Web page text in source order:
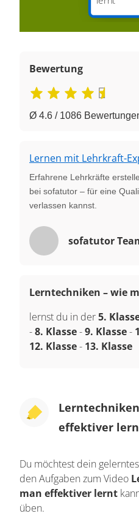
Bewertung
Ø 4.6 / 1086
Lernen mit Lehrkraft-
Erfahrene Lehrkräfte
bei sofatutor – für eine
verlassen kannst.
sofatutor
Lerntechniken – wie
lernst du in der5.
-8. Klasse-9. Klasse-
12. Klasse- 13. Klasse
effektiver
Du möchtest dein
den Aufgaben zum Video
man effektiver lernt
üben.